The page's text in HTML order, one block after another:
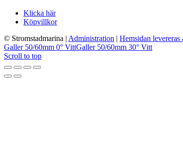
Klicka här
Köpvillkor
© Stromstadmarina | Administration | Hemsidan
Galler 50/60mm 0° VittGaller 50/60mm 30° Vitt
Scroll to top